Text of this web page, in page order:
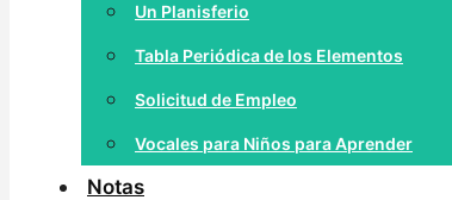
Un Planisferio
Tabla Periódica de los Elementos
Solicitud de Empleo
Vocales para Niños para Aprender
Notas